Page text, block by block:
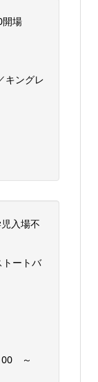
開場
キングレ
入場不
ートバ
00 ～